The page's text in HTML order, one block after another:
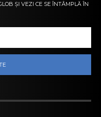
ȘI VEZI CE SE ÎNTÂMPLĂ ÎN